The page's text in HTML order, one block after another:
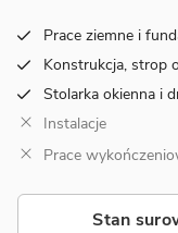
Prace ziemne i
Konstrukcja, strop
Stolarka okienna i
Instalacje
Prace
Stan